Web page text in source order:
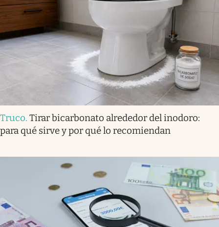
Truco. Tirar bicarbonato alrededor del inodoro:
para qué sirve y por qué lo recomiendan